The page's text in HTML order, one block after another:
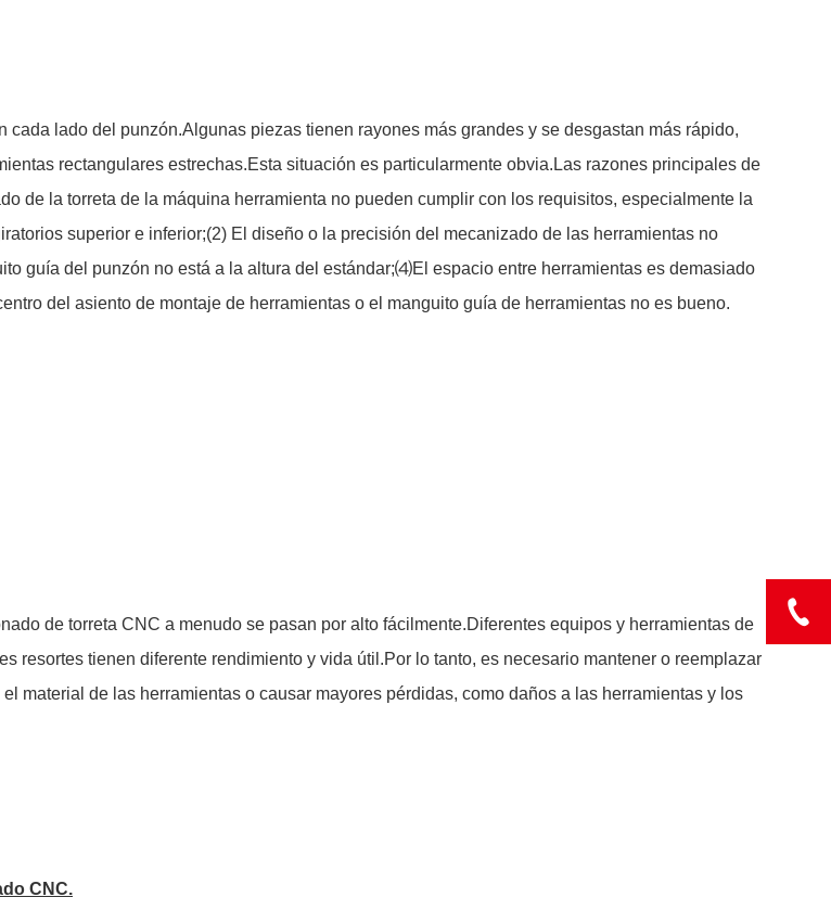
lado del punzón.Algunas piezas tienen rayones más grandes y se desgastan más rápido,
rectangulares estrechas.Esta situación es particularmente obvia.Las razones principales de
de la torreta de la máquina herramienta no pueden cumplir con los requisitos, especialmente la
superior e inferior;(2) El diseño o la precisión del mecanizado de las herramientas no
guía del punzón no está a la altura del estándar;⑷El espacio entre herramientas es demasiado
del asiento de montaje de herramientas o el manguito guía de herramientas no es bueno.
de torreta CNC a menudo se pasan por alto fácilmente.Diferentes equipos y herramientas de
resortes tienen diferente rendimiento y vida útil.Por lo tanto, es necesario mantener o reemplazar
material de las herramientas o causar mayores pérdidas, como daños a las herramientas y los
CNC.